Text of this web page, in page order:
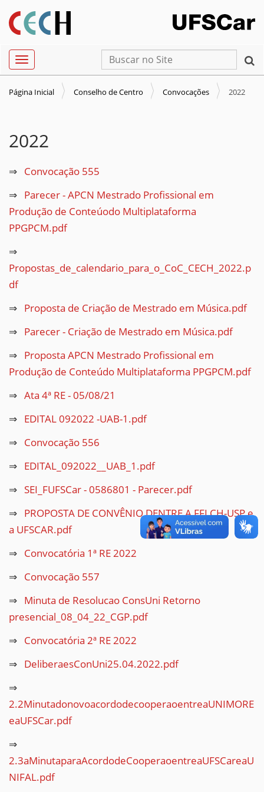
Busca
Busca Avançada…
Toggle navigation
Página Inicial Conselho de Centro Convocações 2022
2022
Convocação 555
Parecer - APCN Mestrado Profissional em
Produção de Conteúodo Multiplataforma
PPGPCM.pdf
Propostas_de_calendario_para_o_CoC_CECH_2022.p
df
Proposta de Criação de Mestrado em Música.pdf
Parecer - Criação de Mestrado em Música.pdf
Proposta APCN Mestrado Profissional em
Produção de Conteúdo Multiplataforma PPGPCM.pdf
Ata 4ª RE - 05/08/21
EDITAL 092022 -UAB-1.pdf
Convocação 556
EDITAL_092022__UAB_1.pdf
SEI_FUFSCar - 0586801 - Parecer.pdf
PROPOSTA DE CONVÊNIO DENTRE A FFLCH-USP e
a UFSCAR.pdf
Convocatória 1ª RE 2022
Convocação 557
Minuta de Resolucao ConsUni Retorno
presencial_08_04_22_CGP.pdf
Convocatória 2ª RE 2022
DeliberaesConUni25.04.2022.pdf
2.2MinutadonovoacordodecooperaoentreaUNIMORE
eaUFSCar.pdf
2.3aMinutaparaAcordodeCooperaoentreaUFSCareaU
NIFAL.pdf